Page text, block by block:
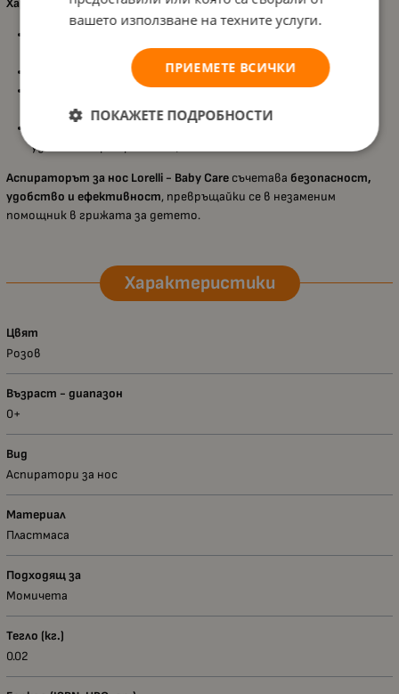
Характеристики:
нослето от секрет;
ежедневна употребаили при обилна хрема;
– предпазва от нараняване и осигурява
комфорт на бебето;
– гарантира хигиенно съхранение и
удобство при пренасяне;
Аспираторът за нос Lorelli - Baby Care съчетава безопасност,
удобство и ефективност, превръщайки се в незаменим
помощник в грижата за детето.
Характеристики
Цвят
Розов
Възраст - диапазон
0+
Вид
Аспиратори за нос
Материал
Пластмаса
Подходящ за
Момичета
Тегло (кг.)
0.02
вашето използване на техните услуги.
ПРИЕМЕТЕ ВСИЧКИ
ПОКАЖЕТЕ ПОДРОБНОСТИ